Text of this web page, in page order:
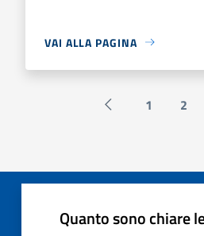
VAI ALLA PAGINA
Pagina precedente
1 2
Quanto sono chiare